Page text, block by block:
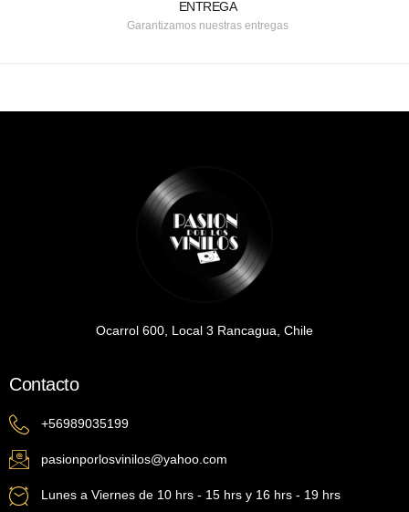
ENTREGA
Garantizamos nuestras entregas
Ocarrol 600, Local 3 Rancagua, Chile
Contacto
+56989035199
pasionporlosvinilos@yahoo.com
Lunes a Viernes de 10 hrs - 15 hrs y 16 hrs - 19 hrs